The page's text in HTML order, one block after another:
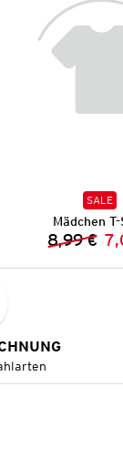
SALE
Mädchen
8,99 €